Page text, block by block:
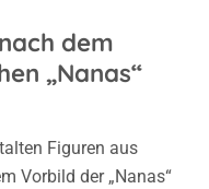
dem
„Nanas“
Figuren aus
Vorbild der „Nanas“